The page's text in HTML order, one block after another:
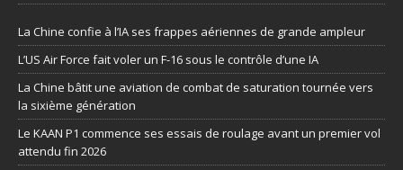
La Chine confie à l’IA ses frappes aériennes de grande ampleur
L’US Air Force fait voler un F-16 sous le contrôle d’une IA
La Chine bâtit une aviation de combat de saturation tournée vers
la sixième génération
Le KAAN P1 commence ses essais de roulage avant un premier vol
attendu fin 2026